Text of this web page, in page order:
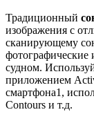
Традиционный
изображения с
сканирующему
фотографические
судном.
приложением
смартфона1,
Contours и т.д.